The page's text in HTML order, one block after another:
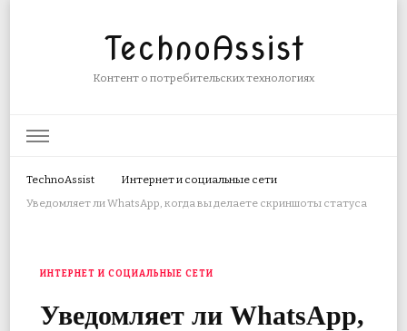
TechnoAssist
Контент о потребительских технологиях
TechnoAssist
Интернет и социальные сети
Уведомляет ли WhatsApp, когда вы делаете скриншоты статуса
ИНТЕРНЕТ И СОЦИАЛЬНЫЕ СЕТИ
Уведомляет ли WhatsApp,